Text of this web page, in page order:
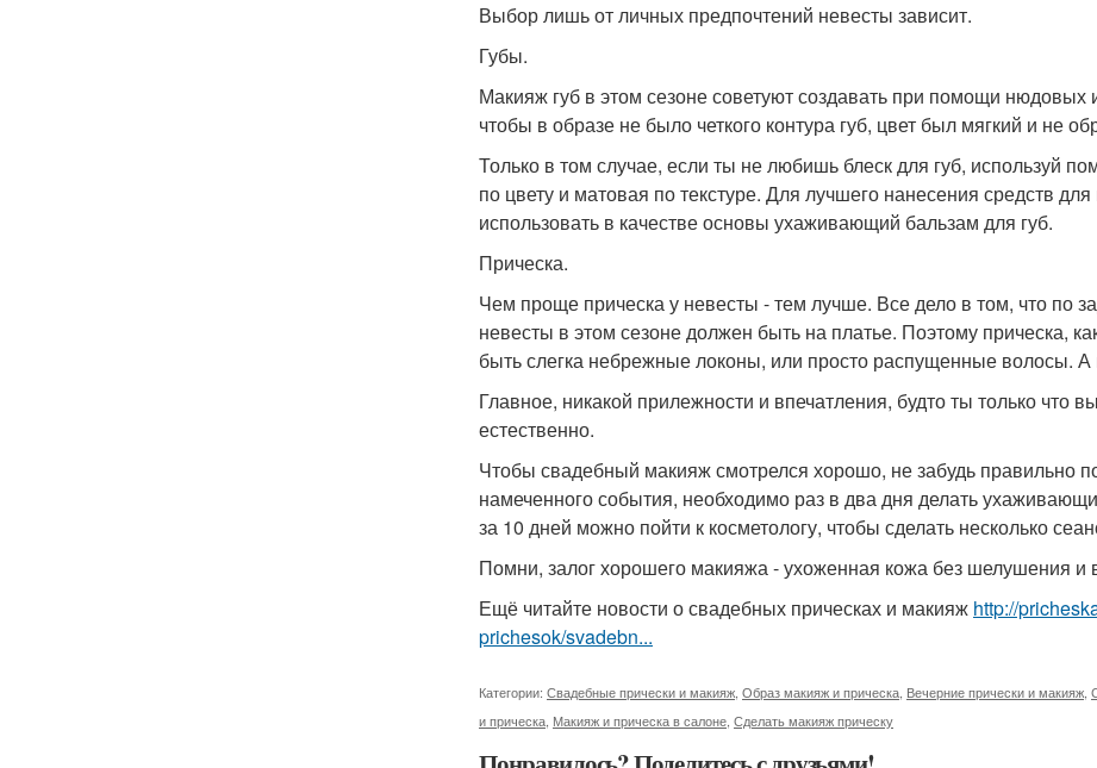
Выбор лишь от личных предпочтений невесты зависит.
Губы.
Макияж губ в этом сезоне советуют создавать при помощи нюдовых
чтобы в образе не было четкого контура губ, цвет был мягкий и не
Только в том случае, если ты не любишь блеск для губ, используй
по цвету и матовая по текстуре. Для лучшего нанесения средств
использовать в качестве основы ухаживающий бальзам для губ.
Прическа.
Чем проще прическа у невесты - тем лучше. Все дело в том, что по
невесты в этом сезоне должен быть на платье. Поэтому прическа,
быть слегка небрежные локоны, или просто распущенные волосы. А
Главное, никакой прилежности и впечатления, будто ты только
естественно.
Чтобы свадебный макияж смотрелся хорошо, не забудь правильно
намеченного события, необходимо раз в два дня делать
за 10 дней можно пойти к косметологу, чтобы сделать несколько
Помни, залог хорошего макияжа - ухоженная кожа без шелушения и
Ещё читайте новости о свадебных прическах и макияж http://
prichesok/svadebn...
Категории: Свадебные прически и макияж Образ макияж и прическа Вечерние прически и макияж
и прическа Макияж и прическа в салоне Сделать макияж прическу